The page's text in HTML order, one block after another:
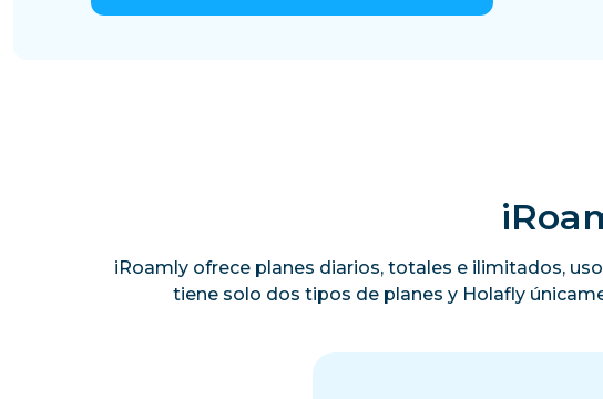
iRoamly ofrece planes diarios, totales e ilimitados,
tiene solo dos tipos de planes y Holafly